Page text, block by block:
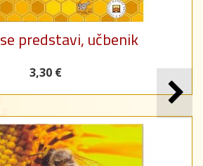
predstavi, učbenik
3,30 €